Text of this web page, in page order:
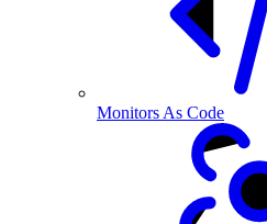
Monitors As Code